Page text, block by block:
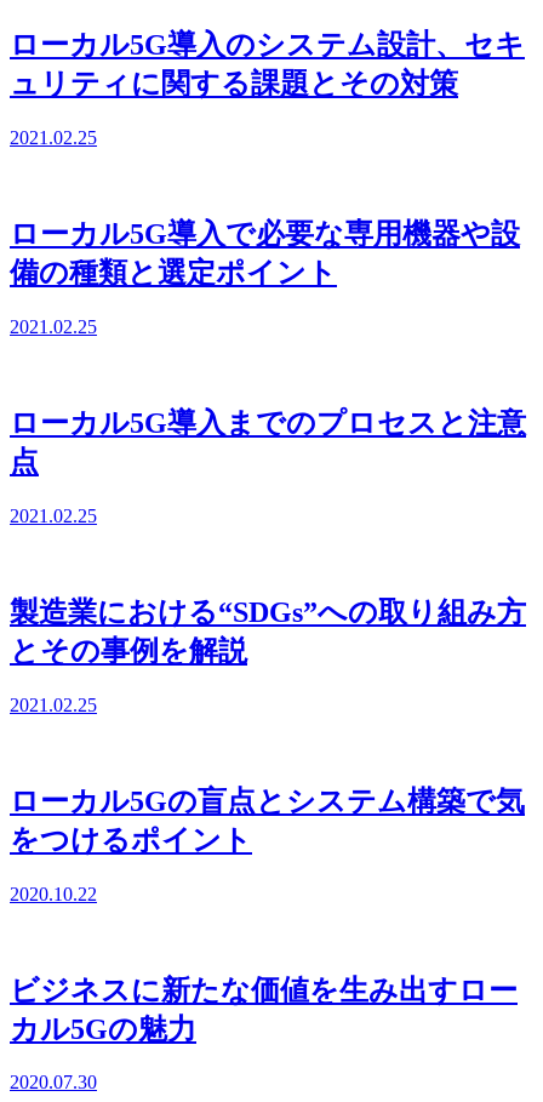
ローカル5G導入のシステム設計、セキ
ュリティに関する課題とその対策
2021.02.25
ローカル5G導入で必要な専用機器や設
備の種類と選定ポイント
2021.02.25
ローカル5G導入までのプロセスと注意
点
2021.02.25
製造業における“SDGs”への取り組み方
とその事例を解説
2021.02.25
ローカル5Gの盲点とシステム構築で気
をつけるポイント
2020.10.22
ビジネスに新たな価値を生み出すロー
カル5Gの魅力
2020.07.30